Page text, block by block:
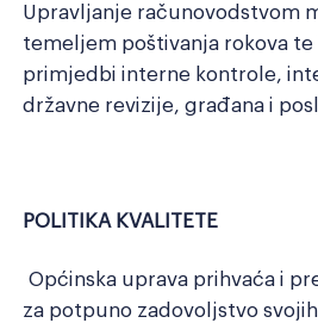
Upravljanje računovodstvom
temeljem poštivanja rokova
primjedbi interne kontrole,
državne revizije, građana i
POLITIKA KVALITETE
Općinska uprava prihvaća i
za potpuno zadovoljstvo